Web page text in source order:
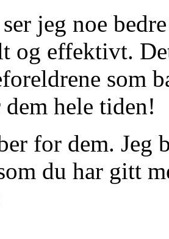
jeg noe
og effektivt.
som
hele tiden!
for dem. Jeg
du har gitt